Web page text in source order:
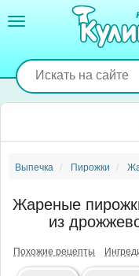
содержанию
Выпечка Пирожки
Жареные
из
Похожие рецепты